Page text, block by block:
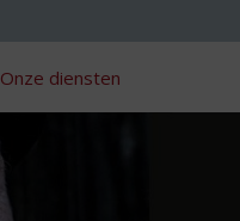
Onze diensten